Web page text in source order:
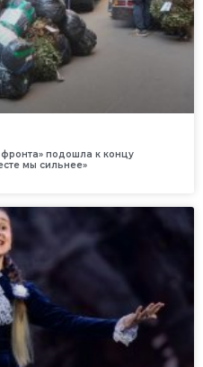
подошла к концу
мы сильнее»